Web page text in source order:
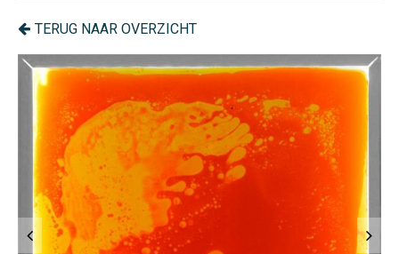
TERUG NAAR OVERZICHT